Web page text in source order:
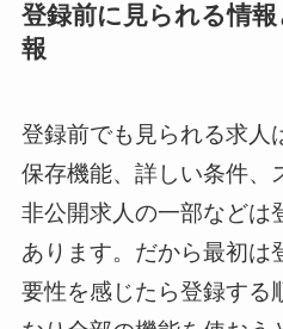
登録前に見られる情
報
登録前でも見られる求人
保存機能、詳しい条件、
非公開求人の一部などは
あります。だから最初は
要性を感じたら登録する